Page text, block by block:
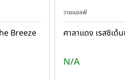
Breeze
วายแอลพี
ศาลาแดง เรสซิเด้
N/A